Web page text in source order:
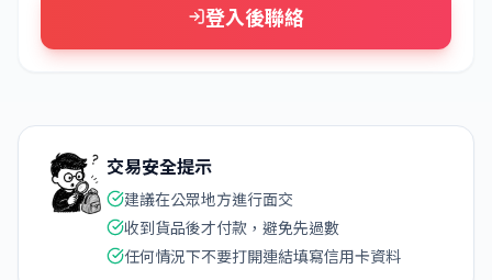
登入後聯絡
交易安全提示
建議在公眾地方進行面交
收到貨品後才付款，避免先過數
任何情況下不要打開連結填寫信用卡資料